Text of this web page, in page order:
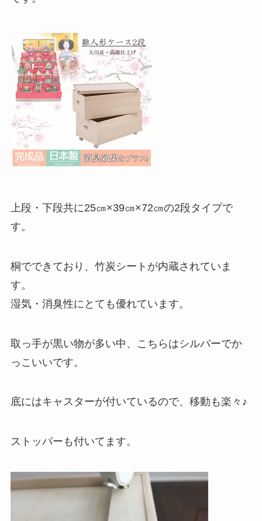
上段・下段共に25㎝×39㎝×72㎝の2段タイプで
す。
桐でできており、竹炭シートが内蔵されていま
す。
湿気・消臭性にとても優れています。
取っ手が黒い物が多い中、こちらはシルバーでか
っこいいです。
底にはキャスターが付いているので、移動も楽々♪
ストッパーも付いてます。